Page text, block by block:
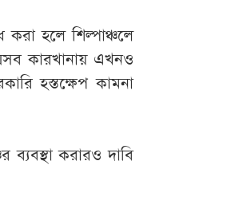
হলে শিল্পাঞ্চলে
কারখানায় এখনও
হস্তক্ষেপ কামনা
ব্যবস্থা করারও দাবি